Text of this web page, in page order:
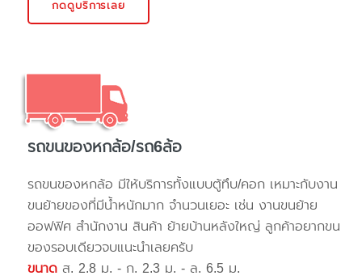
กดดูบริการเลย
รถขนของหกล้อ/รถ6ล้อ
รถขนของหกล้อ มีให้บริการทั้งแบบตู้ทึบ/คอก เหมาะกับงาน
ขนย้ายของที่มีน้ำหนักมาก จำนวนเยอะ เช่น งานขนย้าย
ออฟฟิศ สำนักงาน สินค้า ย้ายบ้านหลังใหญ่ ลูกค้าอยากขน
ของรอบเดียวจบแนะนำเลยครับ
ขนาด ส. 2.8 ม. - ก. 2.3 ม. - ล. 6.5 ม.